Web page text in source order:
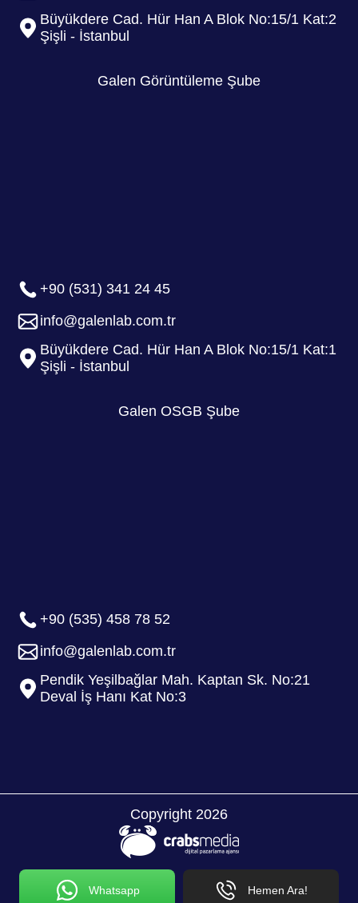
Whatsapp Hemen Ara!
Büyükdere Cad. Hür Han A Blok No:15/1 Kat:2
Şişli - İstanbul
Galen Görüntüleme Şube
+90 (531) 341 24 45
info@galenlab.com.tr
Büyükdere Cad. Hür Han A Blok No:15/1 Kat:1
Şişli - İstanbul
Galen OSGB Şube
+90 (535) 458 78 52
info@galenlab.com.tr
Pendik Yeşilbağlar Mah. Kaptan Sk. No:21
Deval İş Hanı Kat No:3
Copyright 2026